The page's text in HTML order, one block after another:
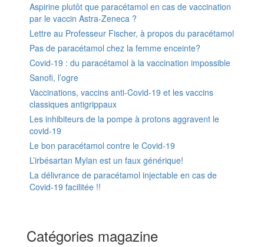
Aspirine plutôt que paracétamol en cas de vaccination
par le vaccin Astra-Zeneca ?
Lettre au Professeur Fischer, à propos du paracétamol
Pas de paracétamol chez la femme enceinte?
Covid-19 : du paracétamol à la vaccination impossible
Sanofi, l’ogre
Vaccinations, vaccins anti-Covid-19 et les vaccins
classiques antigrippaux
Les inhibiteurs de la pompe à protons aggravent le
covid-19
Le bon paracétamol contre le Covid-19
L’irbésartan Mylan est un faux générique!
La délivrance de paracétamol injectable en cas de
Covid-19 facilitée !!
Catégories magazine